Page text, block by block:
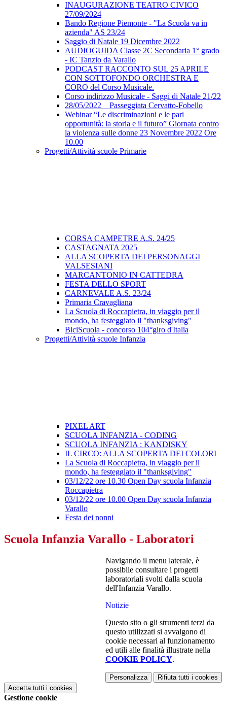
INAUGURAZIONE TEATRO CIVICO
27/09/2024
Bando Regione Piemonte - "La Scuola va in
azienda" AS 23/24
Saggio di Natale 19 Dicembre 2022
AUDIOGUIDA Classe 2C Secondaria 1° grado
- IC Tanzio da Varallo
PODCAST RACCONTO SUL 25 APRILE
CON SOTTOFONDO ORCHESTRA E
CORO del Corso Musicale.
Corso indirizzo Musicale - Saggi di Natale 21/22
28/05/2022 _ Passeggiata Cervatto-Fobello
Webinar “Le discriminazioni e le pari
opportunità: la storia e il futuro” Giornata contro
la violenza sulle donne 23 Novembre 2022 Ore
10.00
Progetti/Attività scuole Primarie
CORSA CAMPETRE A.S. 24/25
CASTAGNATA 2025
ALLA SCOPERTA DEI PERSONAGGI
VALSESIANI
MARCANTONIO IN CATTEDRA
FESTA DELLO SPORT
CARNEVALE A.S. 23/24
Primaria Cravagliana
La Scuola di Roccapietra, in viaggio per il
mondo, ha festeggiato il "thanksgiving"
BiciScuola - concorso 104°giro d'Italia
Progetti/Attività scuole Infanzia
PIXEL ART
SCUOLA INFANZIA - CODING
SCUOLA INFANZIA : KANDISKY
IL CIRCO: ALLA SCOPERTA DEI COLORI
La Scuola di Roccapietra, in viaggio per il
mondo, ha festeggiato il "thanksgiving"
03/12/22 ore 10.30 Open Day scuola Infanzia
Roccapietra
03/12/22 ore 10.00 Open Day scuola Infanzia
Varallo
Festa dei nonni
Scuola Infanzia Varallo - Laboratori
Navigando il menu laterale, è
possibile consultare i progetti
laboratoriali svolti dalla scuola
dell'Infanzia Varallo.
Notizie
Questo sito o gli strumenti terzi da
questo utilizzati si avvalgono di
cookie necessari al funzionamento
ed utili alle finalità illustrate nella
COOKIE POLICY.
Personalizza Rifiuta tutti i cookies
Accetta tutti i cookies
Gestione cookie